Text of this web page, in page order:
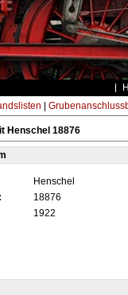
Henschel 18876
Henschel
18876
1922